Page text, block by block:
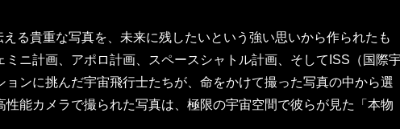
る貴重な写真を、未来に残したいという強い思いから作られたも
ニ計画、アポロ計画、スペースシャトル計画、そしてISS（国際
ンに挑んだ宇宙飛行士たちが、命をかけて撮った写真の中から選
能カメラで撮られた写真は、極限の宇宙空間で彼らが見た「本物